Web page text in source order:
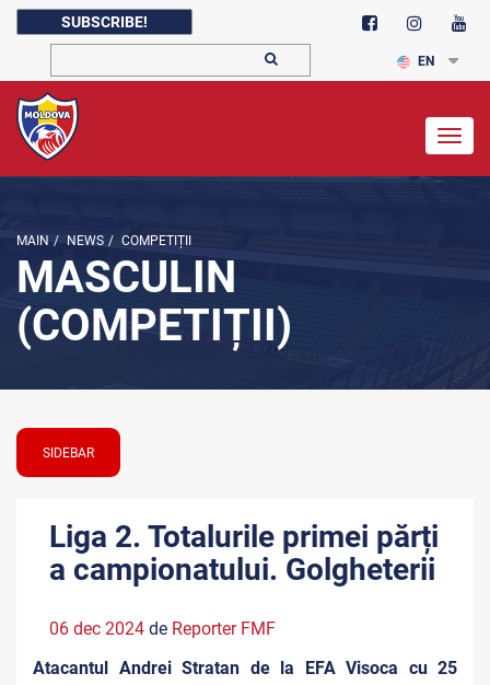
SUBSCRIBE!
EN
MAIN / NEWS / COMPETIȚII
MASCULIN
(COMPETIȚII)
SIDEBAR
Liga 2. Totalurile primei părți
a campionatului. Golgheterii
06 dec 2024 de Reporter FMF
Atacantul Andrei Stratan de la EFA Visoca cu 25